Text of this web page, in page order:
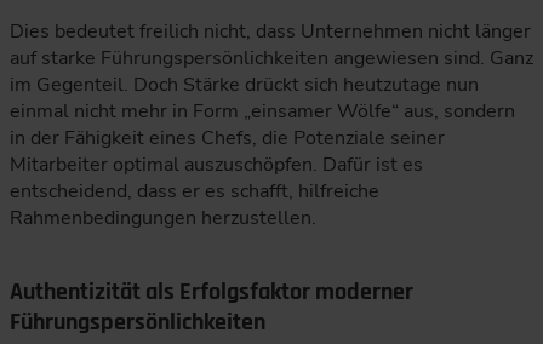
Dies bedeutet freilich nicht, dass Unternehmen nicht länger
auf starke Führungspersönlichkeiten angewiesen sind. Ganz
im Gegenteil. Doch Stärke drückt sich heutzutage nun
einmal nicht mehr in Form „einsamer Wölfe“ aus, sondern
in der Fähigkeit eines Chefs, die Potenziale seiner
Mitarbeiter optimal auszuschöpfen. Dafür ist es
entscheidend, dass er es schafft, hilfreiche
Rahmenbedingungen herzustellen.
Authentizität als Erfolgsfaktor moderner
Führungspersönlichkeiten